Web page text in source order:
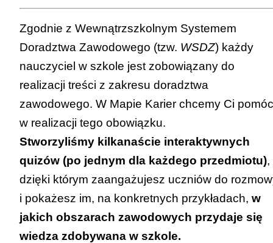
ich uzyskiwania w kontekście wyborów
edukacyjno-zawodowych (2.1)
każdego ucznia lub rzutnik z
możliwością wyświetlenia quizów całej
klasie.
Zgodnie z Wewnątrzszkolnym Systemem
Doradztwa Zawodowego (tzw. WSDZ) każdy
nauczyciel w szkole jest zobowiązany do
realizacji treści z zakresu doradztwa
zawodowego. W Mapie Karier chcemy Ci pomóc
w realizacji tego obowiązku.
Stworzyliśmy kilkanaście interaktywnych
quizów (po jednym dla każdego przedmiotu),
dzięki którym zaangażujesz uczniów do
i pokażesz im, na konkretnych przykładach, w
jakich obszarach zawodowych przydaje się
wiedza zdobywana w szkole.